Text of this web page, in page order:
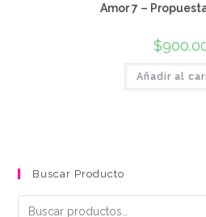
Amor 7 –
$
Añadir al
Buscar Producto